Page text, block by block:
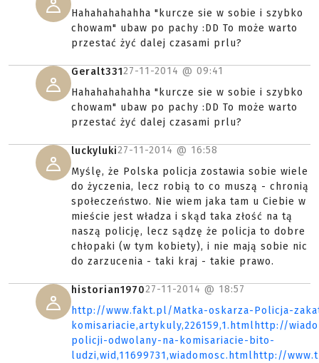
Hahahahahahha "kurcze sie w sobie i szybko
chowam" ubaw po pachy :DD To może warto
przestać żyć dalej czasami prlu?
Geralt33127-11-2014 @ 09:41
Hahahahahahha "kurcze sie w sobie i szybko
chowam" ubaw po pachy :DD To może warto
przestać żyć dalej czasami prlu?
luckyluki27-11-2014 @ 16:58
Myślę, że Polska policja zostawia sobie wiele
do życzenia, lecz robią to co muszą - chronią
społeczeństwo. Nie wiem jaka tam u Ciebie w
mieście jest władza i skąd taka złość na tą
naszą policję, lecz sądzę że policja to dobre
chłopaki (w tym kobiety), i nie mają sobie nic
do zarzucenia - taki kraj - takie prawo.
historian197027-11-2014 @ 18:57
http://www.fakt.pl/Matka-oskarza-Policja-
komisariacie,artykuly,226159,1.htmlhttp://
policji-odwolany-na-komisariacie-bito-
ludzi,wid,11699731,wiadomosc.htmlhttp://